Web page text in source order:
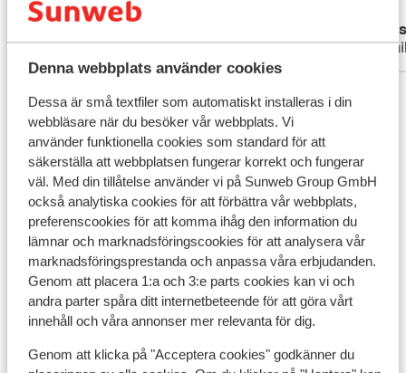
Denna webbplats använder cookies
Dessa är små textfiler som automatiskt installeras i din
webbläsare när du besöker vår webbplats. Vi
använder funktionella cookies som standard för att
säkerställa att webbplatsen fungerar korrekt och fungerar
väl. Med din tillåtelse använder vi på Sunweb Group GmbH
också analytiska cookies för att förbättra vår webbplats,
preferenscookies för att komma ihåg den information du
lämnar och marknadsföringscookies för att analysera vår
marknadsföringsprestanda och anpassa våra erbjudanden.
Genom att placera 1:a och 3:e parts cookies kan vi och
andra parter spåra ditt internetbeteende för att göra vårt
innehåll och våra annonser mer relevanta för dig.
Genom att klicka på "Acceptera cookies" godkänner du
Översätt till svenska
Ensam förälder
Visa alla 62 omdömen
Läge
Visa på karta
Avstånd till stranden ca 1 km (kiselstenstrand,